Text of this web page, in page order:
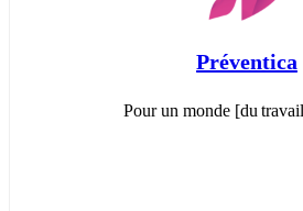
Préventica
Pour un monde [du